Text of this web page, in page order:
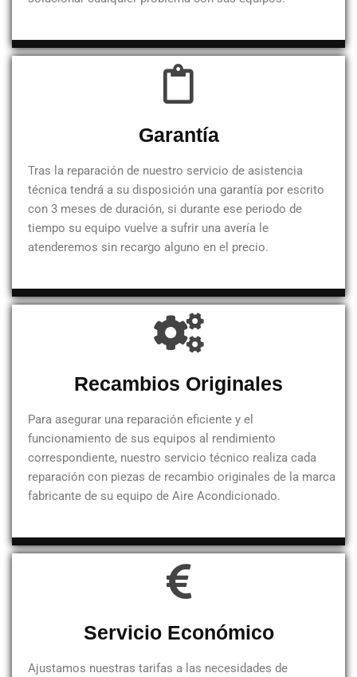
Garantía
Tras la reparación de nuestro servicio de asistencia
técnica tendrá a su disposición una garantía por escrito
con 3 meses de duración, si durante ese periodo de
tiempo su equipo vuelve a sufrir una avería le
atenderemos sin recargo alguno en el precio.
Recambios Originales
Para asegurar una reparación eficiente y el
funcionamiento de sus equipos al rendimiento
correspondiente, nuestro servicio técnico realiza cada
reparación con piezas de recambio originales de la marca
fabricante de su equipo de Aire Acondicionado.
Servicio Económico
Ajustamos nuestras tarifas a las necesidades de